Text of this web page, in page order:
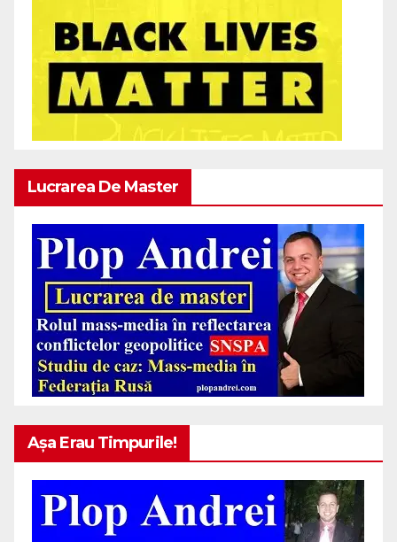
Lucrarea De Master
Așa Erau Timpurile!